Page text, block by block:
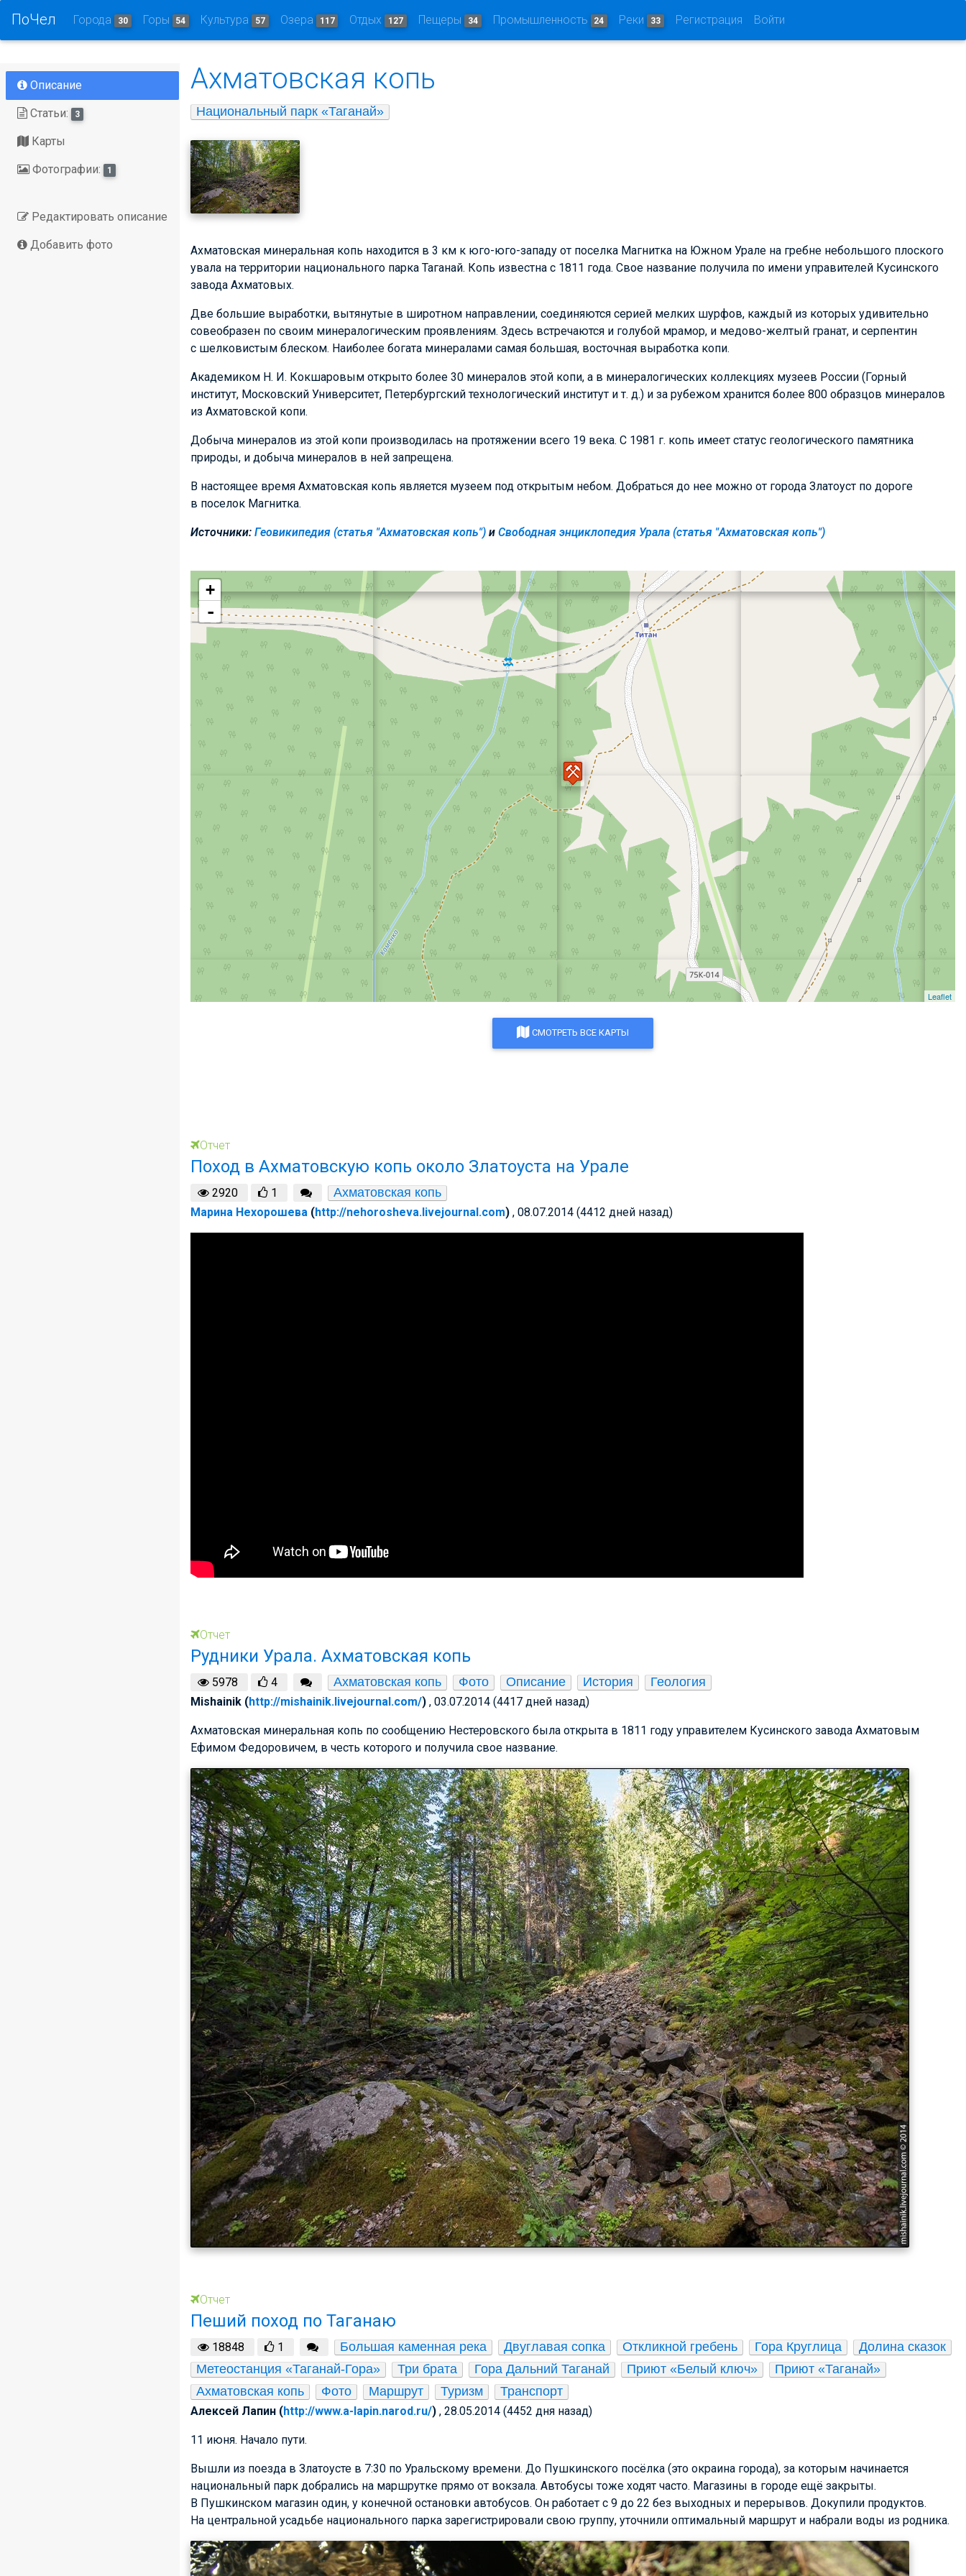
ПоЧел Города 30 Горы 54 Культура 57 Озера 117 Отдых 127 Пещеры 34 Промышленность 24 Реки 33 Регистрация Войти
Описание
Статьи: 3
Карты
Фотографии: 1
Редактировать описание
Добавить фото
Ахматовская копь
Национальный парк «Таганай»
Ахматовская минеральная копь находится в 3 км к юго-юго-западу от поселка Магнитка на Южном Урале на гребне небольшого плоского
увала на территории национального парка Таганай. Копь известна с 1811 года. Свое название получила по имени управителей Кусинского
завода Ахматовых.
Две большие выработки, вытянутые в широтном направлении, соединяются серией мелких шурфов, каждый из которых удивительно
совеобразен по своим минералогическим проявлениям. Здесь встречаются и голубой мрамор, и медово-желтый гранат, и серпентин
с шелковистым блеском. Наиболее богата минералами самая большая, восточная выработка копи.
Академиком Н. И. Кокшаровым открыто более 30 минералов этой копи, а в минералогических коллекциях музеев России (Горный
институт, Московский Университет, Петербургский технологический институт и т. д.) и за рубежом хранится более 800 образцов минералов
из Ахматовской копи.
Добыча минералов из этой копи производилась на протяжении всего 19 века. С 1981 г. копь имеет статус геологического памятника
природы, и добыча минералов в ней запрещена.
В настоящее время Ахматовская копь является музеем под открытым небом. Добраться до нее можно от города Златоуст по дороге
в поселок Магнитка.
Источники: Геовикипедия (статья "Ахматовская копь") и Свободная энциклопедия Урала (статья "Ахматовская копь")
+
-
Leaflet
СМОТРЕТЬ ВСЕ КАРТЫ
Отчет
Поход в Ахматовскую копь около Златоуста на Урале
2920 1 Ахматовская копь
Марина Нехорошева (http://nehorosheva.livejournal.com) , 08.07.2014 (4412 дней назад)
Отчет
Рудники Урала. Ахматовская копь
5978 4 Ахматовская копь Фото Описание История Геология
Mishainik (http://mishainik.livejournal.com/) , 03.07.2014 (4417 дней назад)
Ахматовская минеральная копь по сообщению Нестеровского была открыта в 1811 году управителем Кусинского завода Ахматовым
Ефимом Федоровичем, в честь которого и получила свое название.
Отчет
Пеший поход по Таганаю
18848 1 Большая каменная река Двуглавая сопка Откликной гребень Гора Круглица
Долина сказок
Метеостанция «Таганай-Гора»
Три брата Гора Дальний Таганай Приют «Белый ключ»
Приют «Таганай»
Ахматовская копь
Фото Маршрут Туризм Транспорт
Алексей Лапин (http://www.a-lapin.narod.ru/) , 28.05.2014 (4452 дня назад)
11 июня. Начало пути.
Вышли из поезда в Златоусте в 7:30 по Уральскому времени. До Пушкинского посёлка (это окраина города), за которым начинается
национальный парк добрались на маршрутке прямо от вокзала. Автобусы тоже ходят часто. Магазины в городе ещё закрыты.
В Пушкинском магазин один, у конечной остановки автобусов. Он работает с 9 до 22 без выходных и перерывов. Докупили продуктов.
На центральной усадьбе национального парка зарегистрировали свою группу, уточнили оптимальный маршрут и набрали воды из родника.